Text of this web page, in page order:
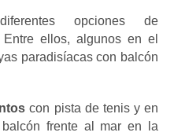
opciones de
ellos, algunos en el
paradisíacas con balcón
con pista de tenis y en